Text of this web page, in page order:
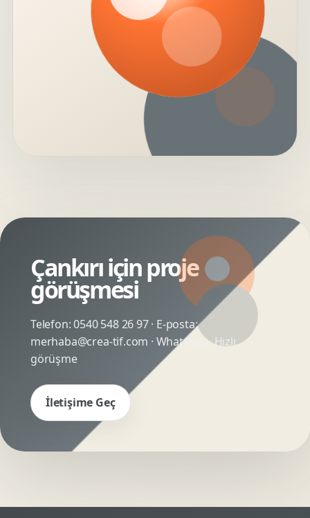
Çankırı için proje
görüşmesi
Telefon:0540 548 26 97· E-posta:
merhaba@crea-tif.com · WhatsApp:Hızlı
görüşme
İletişime Geç